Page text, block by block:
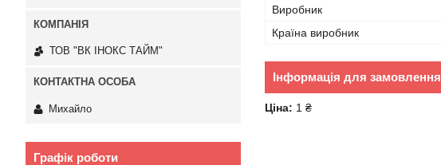
Виробник
Країна виробник
Інформація для замовлення
Ціна: 1 ₴
ТОВ "ВК ІНОКС ТАЙМ"
Михайло
Графік роботи